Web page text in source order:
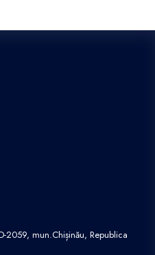
2059, mun.Chișinău, Republica